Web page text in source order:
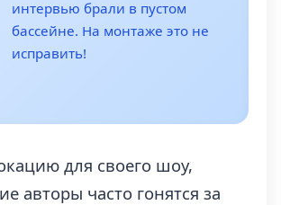
интервью брали в пустом
бассейне. На монтаже это не
исправить!
для своего шоу,
авторы часто гонятся за